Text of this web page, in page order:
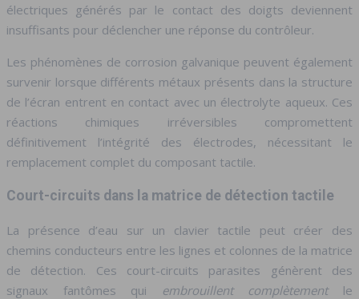
électriques générés par le contact des doigts deviennent
insuffisants pour déclencher une réponse du contrôleur.
Les phénomènes de corrosion galvanique peuvent également
survenir lorsque différents métaux présents dans la structure
de l’écran entrent en contact avec un électrolyte aqueux. Ces
réactions chimiques irréversibles compromettent
définitivement l’intégrité des électrodes, nécessitant le
remplacement complet du composant tactile.
Court-circuits dans la matrice de détection tactile
La présence d’eau sur un clavier tactile peut créer des
chemins conducteurs entre les lignes et colonnes de la matrice
de détection. Ces court-circuits parasites génèrent des
signaux fantômes qui
embrouillent complètement le